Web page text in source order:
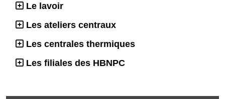
Le lavoir
Les ateliers centraux
Les centrales thermiques
Les filiales des HBNPC